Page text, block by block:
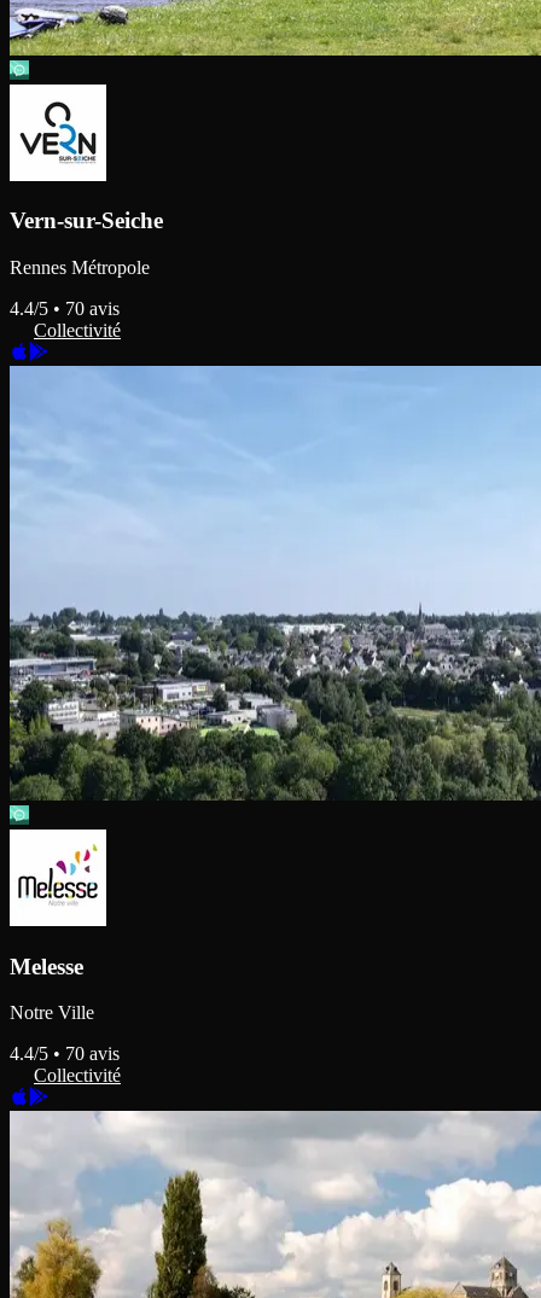
Vern-sur-Seiche
Rennes Métropole
4.4/5 • 70 avis
Collectivité
Melesse
Notre Ville
4.4/5 • 70 avis
Collectivité